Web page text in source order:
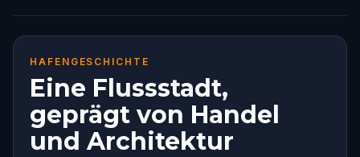
HAFENGESCHICHTE
Eine Flussstadt,
geprägt von Handel
und Architektur